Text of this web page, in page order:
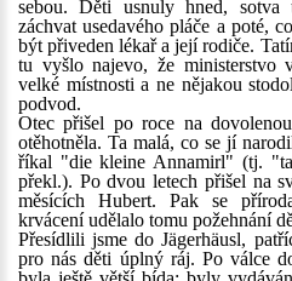
sebou. Děti usnuly hned, sotva
záchvat usedavého pláče a poté,
být přiveden lékař a její rodiče.
tu vyšlo najevo, že ministerstvo
velké místnosti a ne nějakou
podvod.
Otec přišel po roce na
otěhotněla. Ta malá, co se jí
říkal "die kleine Annamirl" (tj.
překl.). Po dvou letech přišel na
měsících Hubert. Pak se
krvácení udělalo tomu požehnání
Přesídlili jsme do Jägerhäusl,
pro nás děti úplný ráj. Po válce